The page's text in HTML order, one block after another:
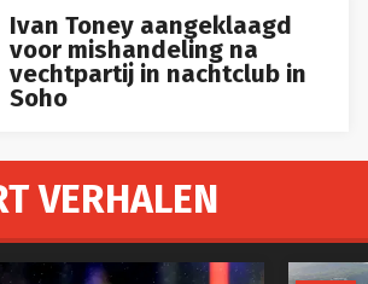
Ivan Toney aangeklaagd
voor mishandeling na
vechtpartij in nachtclub in
Soho
VERHALEN